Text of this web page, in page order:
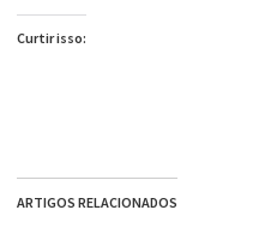
Curtir isso:
ARTIGOS RELACIONADOS